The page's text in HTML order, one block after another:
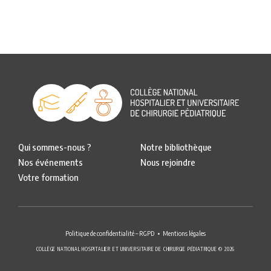
Qui sommes-nous ?
Nos événements
Votre formation
Notre bibliothèque
Nous rejoindre
Politique de confidentialité – RGPD Mentions légales
COLLÈGE NATIONAL HOSPITALIER ET UNIVERSITAIRE DE CHIRURGIE PÉDIATRIQUE © 2026